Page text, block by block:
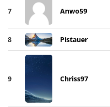
7 Anwo59
8 Pistauer
9 Chriss97